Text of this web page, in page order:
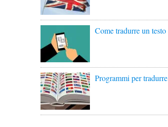
Come tradurre un testo
Programmi per tradurre